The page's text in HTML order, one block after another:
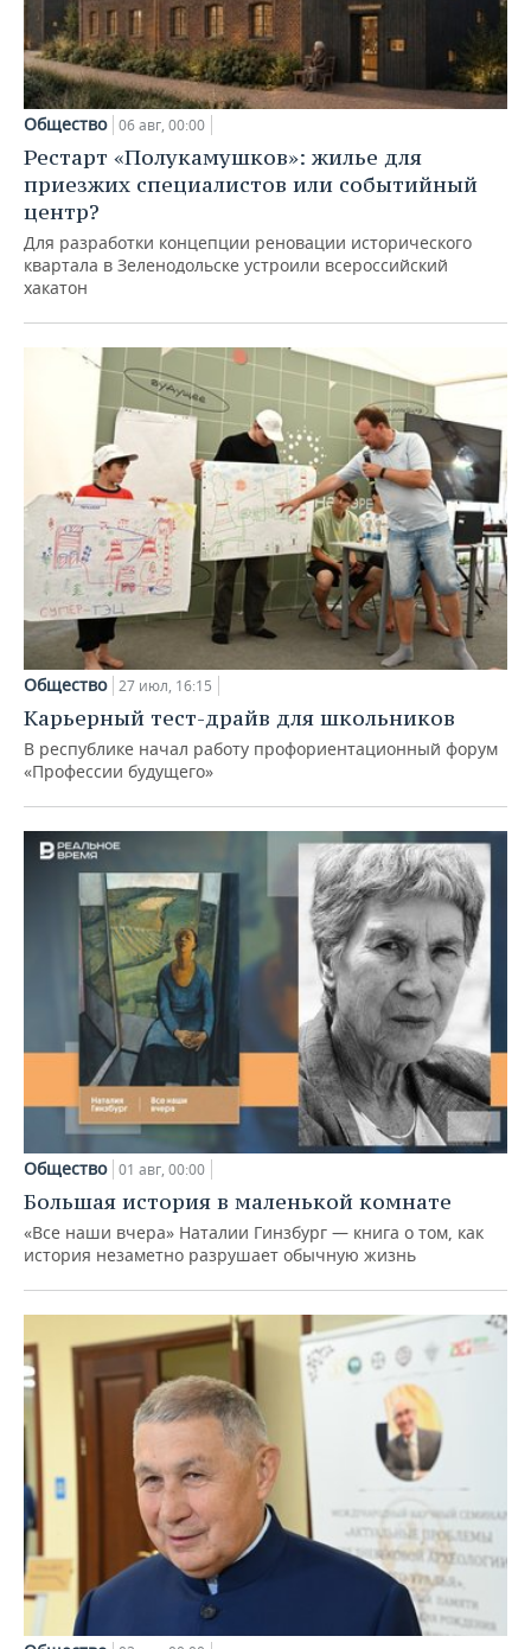
Общество 06 авг, 00:00
Рестарт «Полукамушков»: жилье для
приезжих специалистов или событийный
центр?
Для разработки концепции реновации исторического
квартала в Зеленодольске устроили всероссийский
хакатон
Общество 27 июл, 16:15
Карьерный тест-драйв для школьников
В республике начал работу профориентационный форум
«Профессии будущего»
Общество 01 авг, 00:00
Большая история в маленькой комнате
«Все наши вчера» Наталии Гинзбург — книга о том, как
история незаметно разрушает обычную жизнь